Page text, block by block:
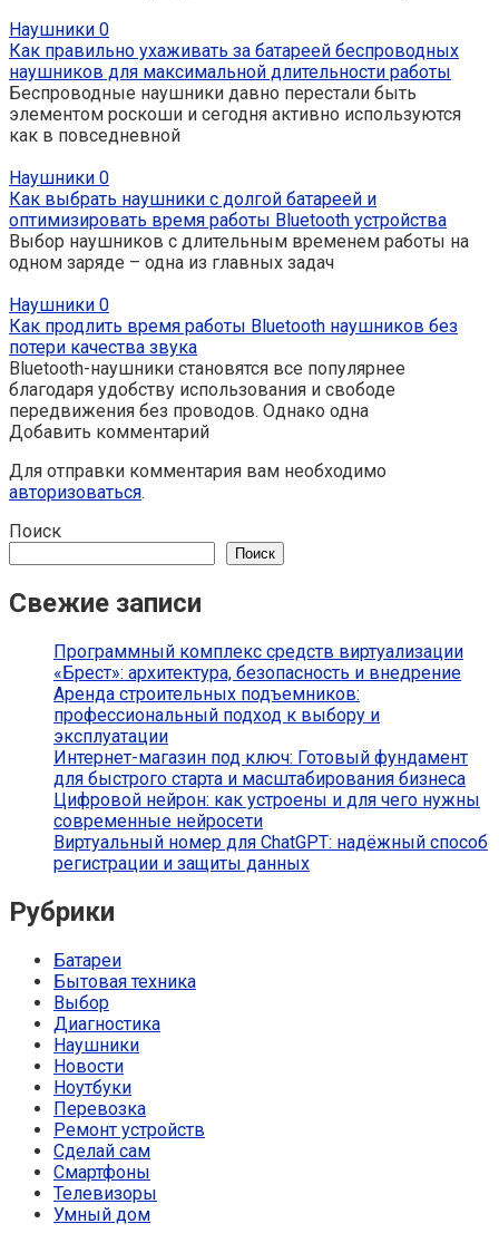
Наушники 0
Как правильно ухаживать за батареей беспроводных
наушников для максимальной длительности работы
Беспроводные наушники давно перестали быть
элементом роскоши и сегодня активно используются
как в повседневной
Наушники 0
Как выбрать наушники с долгой батареей и
оптимизировать время работы Bluetooth устройства
Выбор наушников с длительным временем работы на
одном заряде – одна из главных задач
Наушники 0
Как продлить время работы Bluetooth наушников без
потери качества звука
Bluetooth-наушники становятся все популярнее
благодаря удобству использования и свободе
передвижения без проводов. Однако одна
Добавить комментарий
Для отправки комментария вам необходимо
авторизоваться.
Поиск
Поиск
Свежие записи
Программный комплекс средств виртуализации
«Брест»: архитектура, безопасность и внедрение
Аренда строительных подъемников:
профессиональный подход к выбору и
эксплуатации
Интернет-магазин под ключ: Готовый фундамент
для быстрого старта и масштабирования бизнеса
Цифровой нейрон: как устроены и для чего нужны
современные нейросети
Виртуальный номер для ChatGPT: надёжный способ
регистрации и защиты данных
Рубрики
Батареи
Бытовая техника
Выбор
Диагностика
Наушники
Новости
Ноутбуки
Перевозка
Ремонт устройств
Сделай сам
Смартфоны
Телевизоры
Умный дом